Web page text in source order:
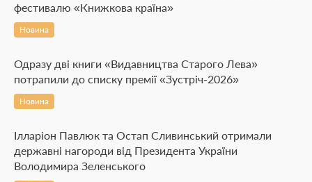
фестивалю «Книжкова країна»
Новина
Одразу дві книги «Видавництва Старого Лева»
потрапили до списку премії «Зустріч-2026»
Новина
Ілларіон Павлюк та Остап Сливинський отримали
державні нагороди від Президента України
Володимира Зеленського